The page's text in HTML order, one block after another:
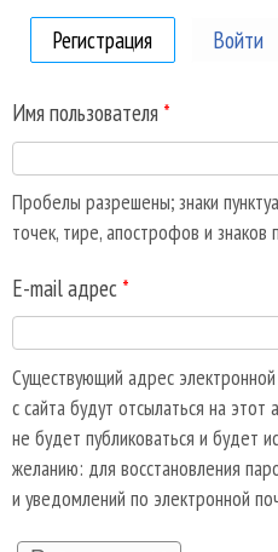
Регистрация (активнаяВойти
Имя пользователя *
Пробелы разрешены; знаки
точек, тире, апострофов и знаков
E-mail адрес *
Существующий адрес
с сайта будут отсылаться на
не будет публиковаться и будет
желанию: для восстановления
и уведомлений по электронной